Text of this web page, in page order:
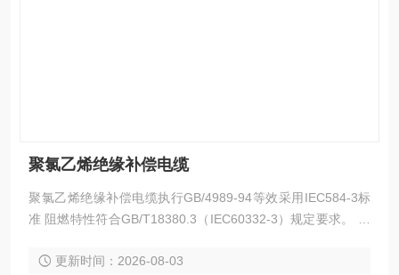
聚氯乙烯绝缘补偿电缆
聚氯乙烯绝缘补偿电缆执行GB/4989-94等效采用IEC584-3标
准 阻燃特性符合GB/T18380.3（IEC60332-3）规定要求。 热
接构成测温系统。产品采用聚氯乙烯绝缘和护套，具有优良的
更新时间：2026-08-03